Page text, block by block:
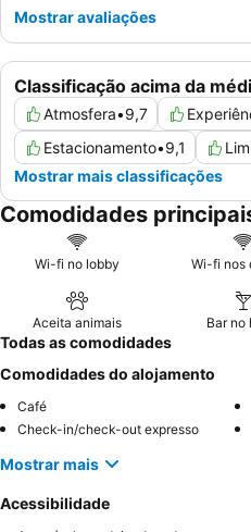
Classificação acima da
Atmosfera•9,7
Estacionamento•9,1
Mostrar mais classificações
Mostrar avaliações
Comodidades
Wi-fi no lobby Wi-fi nos
Aceita animais Bar no
Todas as comodidades
Comodidades do alojamento
Café
Check-in/check-out expresso
Mostrar mais
Acessibilidade